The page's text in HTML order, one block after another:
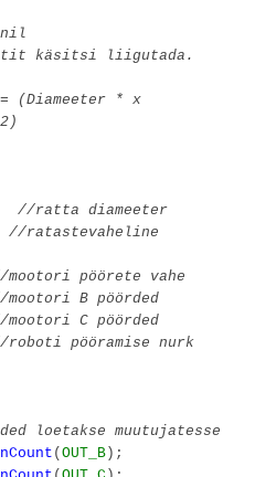
käsitsi liigutada.
(Diameeter * x
//ratta diameeter
//ratastevaheline
pöörete vahe
B pöörded
C pöörded
pööramise nurk
loetakse muutujatesse
( OUT_B );